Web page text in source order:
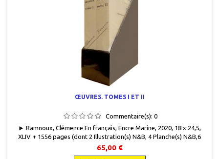
ŒUVRES. TOMES I ET II
Commentaire(s): 0
► Ramnoux, Clémence En français, Encre Marine, 2020, 18 x 24,5,
XLIV + 1556 pages (dont 2 Illustration(s) N&B, 4 Planche(s) N&B,6
Illustration(s) couleurs, Bibliographie, Index), broché. Neuf, 2 volumes
brochés sous coffret vendus non séparément. 9782350881799
65,00 €